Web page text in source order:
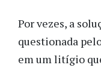
Por vezes, a
questionada
em um litígio